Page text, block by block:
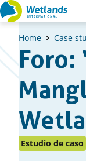
Ir
al
contenido
Home Case
Foro:
Publicado
Estudio de caso